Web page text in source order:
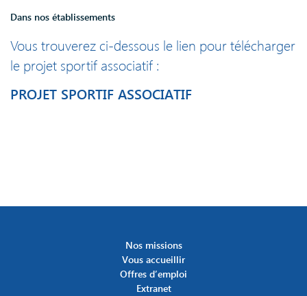
Dans nos établissements
Vous trouverez ci-dessous le lien pour télécharger
le projet sportif associatif :
PROJET SPORTIF ASSOCIATIF
Nos missions
Vous accueillir
Offres d’emploi
Extranet